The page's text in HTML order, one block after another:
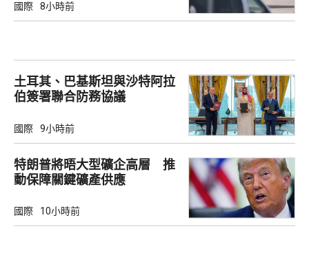
國際 8小時前
土耳其、巴基斯坦與沙特阿拉
伯簽署聯合防務協議
國際 9小時前
特朗普將晤大型礦企高層 推
動保障關鍵礦產供應
國際 10小時前